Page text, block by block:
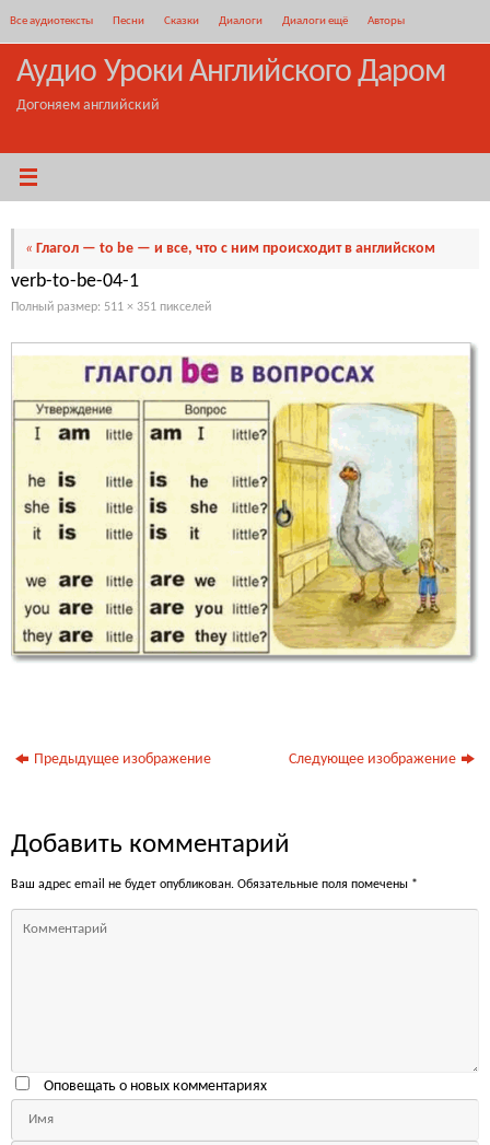
содержимому
Все аудиотексты Песни Сказки Диалоги Диалоги ещё Авторы
Аудио Уроки Английского Даром
Догоняем английский
« Глагол — to be — и все, что с ним происходит в английском
verb-to-be-04-1
Полный размер: 511 × 351 пикселей
Предыдущее изображение Следующее изображение
Добавить комментарий
Ваш адрес email не будет опубликован. Обязательные поля помечены *
Оповещать о новых комментариях